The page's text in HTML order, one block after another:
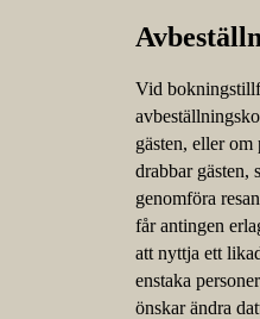
Vid
gästen, eller om
drabbar gästen,
genomföra
får antingen
att nyttja ett
enstaka
önskar ändra